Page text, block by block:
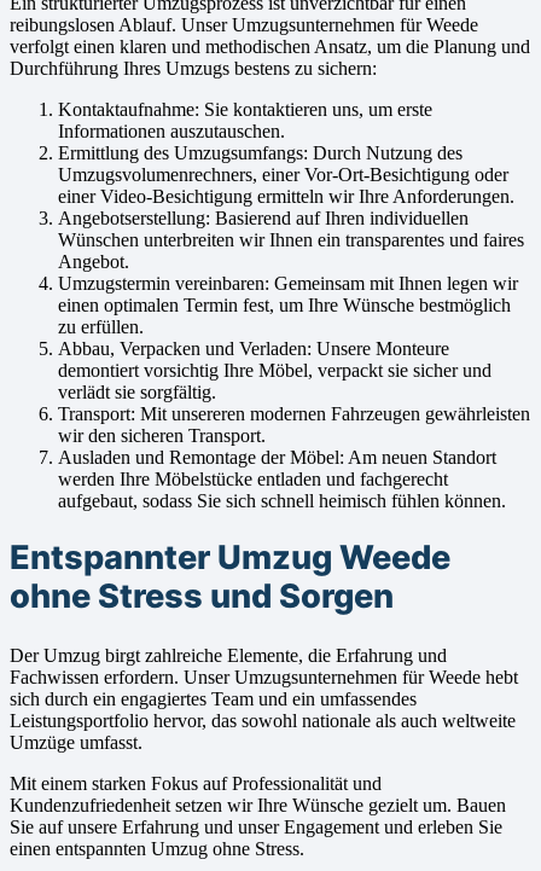
reibungslosen Ablauf. Unser Umzugsunternehmen für Weede
verfolgt einen klaren und methodischen Ansatz, um die Planung und
Durchführung Ihres Umzugs bestens zu sichern:
Kontaktaufnahme: Sie kontaktieren uns, um erste
Informationen auszutauschen.
Ermittlung des Umzugsumfangs: Durch Nutzung des
Umzugsvolumenrechners, einer Vor-Ort-Besichtigung oder
einer Video-Besichtigung ermitteln wir Ihre Anforderungen.
Angebotserstellung: Basierend auf Ihren individuellen
Wünschen unterbreiten wir Ihnen ein transparentes und faires
Angebot.
Umzugstermin vereinbaren: Gemeinsam mit Ihnen legen wir
einen optimalen Termin fest, um Ihre Wünsche bestmöglich
zu erfüllen.
Abbau, Verpacken und Verladen: Unsere Monteure
demontiert vorsichtig Ihre Möbel, verpackt sie sicher und
verlädt sie sorgfältig.
Transport: Mit unsereren modernen Fahrzeugen gewährleisten
wir den sicheren Transport.
Ausladen und Remontage der Möbel: Am neuen Standort
werden Ihre Möbelstücke entladen und fachgerecht
aufgebaut, sodass Sie sich schnell heimisch fühlen können.
Entspannter Umzug Weede
ohne Stress und Sorgen
Der Umzug birgt zahlreiche Elemente, die Erfahrung und
Fachwissen erfordern. Unser Umzugsunternehmen für Weede hebt
sich durch ein engagiertes Team und ein umfassendes
Leistungsportfolio hervor, das sowohl nationale als auch weltweite
Umzüge umfasst.
Mit einem starken Fokus auf Professionalität und
Kundenzufriedenheit setzen wir Ihre Wünsche gezielt um. Bauen
Sie auf unsere Erfahrung und unser Engagement und erleben Sie
einen entspannten Umzug ohne Stress.